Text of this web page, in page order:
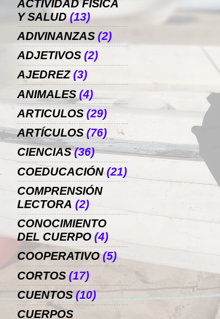
ACTIVIDAD FISICA
Y SALUD (13)
ADIVINANZAS (2)
ADJETIVOS (2)
AJEDREZ (3)
ANIMALES (4)
ARTICULOS (29)
ARTÍCULOS (76)
CIENCIAS (36)
COEDUCACIÓN (21)
COMPRENSIÓN
LECTORA (2)
CONOCIMIENTO
DEL CUERPO (4)
COOPERATIVO (5)
CORTOS (17)
CUENTOS (10)
CUERPOS